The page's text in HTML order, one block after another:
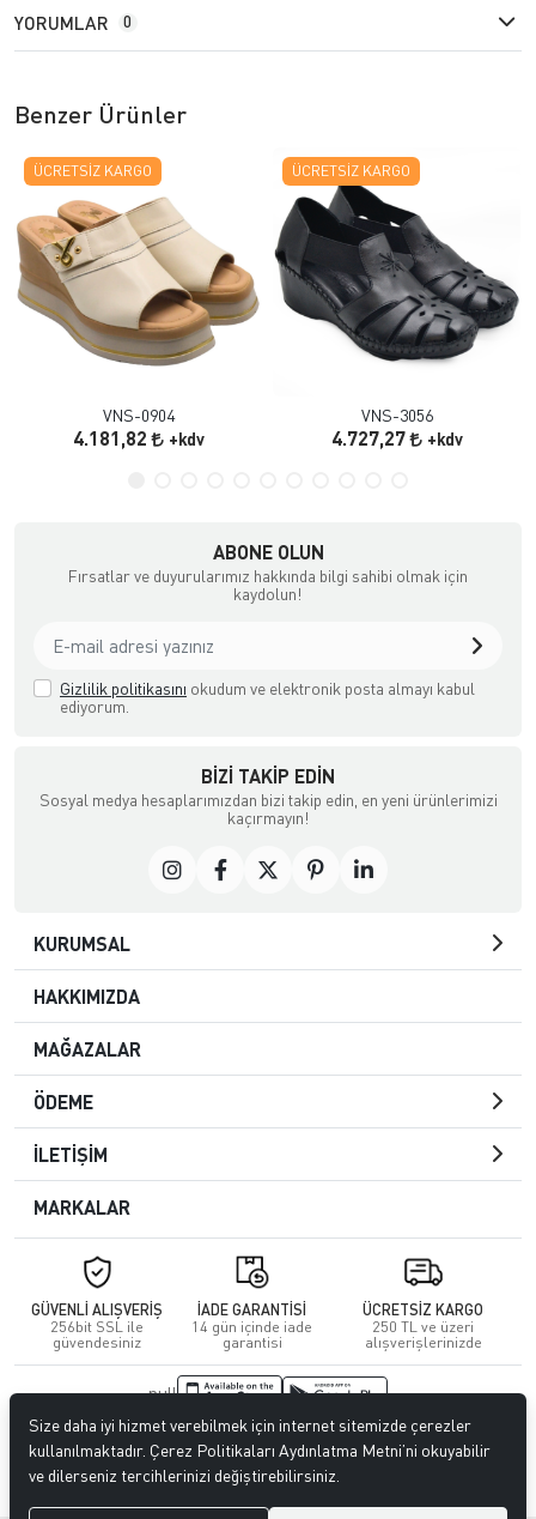
YORUMLAR 0
Benzer Ürünler
ÜCRETSIZ KARGO
VNS-0904
4.181,82 +kdv
ÜCRETSIZ KARGO
VNS-3056
4.727,27 +kdv
ABONE OLUN
Fırsatlar ve duyurularımız hakkında bilgi sahibi olmak için
kaydolun!
Gizlilik politikasını okudum ve elektronik posta almayı kabul
ediyorum.
BIZI TAKIP EDIN
Sosyal medya hesaplarımızdan bizi takip edin, en yeni ürünlerimizi
kaçırmayın!
KURUMSAL
HAKKIMIZDA
MAĞAZALAR
ÖDEME
İLETİŞİM
MARKALAR
GÜVENLİ ALIŞVERİŞ
256bit SSL ile
güvendesiniz
İADE GARANTİSİ
14 gün içinde iade
garantisi
ÜCRETSİZ KARGO
250 TL ve üzeri
alışverişlerinizde
null
© 2023CENGİZ DERİ. Tüm hakları saklıdır.
Size daha iyi hizmet verebilmek için internet sitemizde çerezler
kullanılmaktadır. Çerez Politikaları Aydınlatma Metni’ni okuyabilir
ve dilerseniz tercihlerinizi değiştirebilirsiniz.